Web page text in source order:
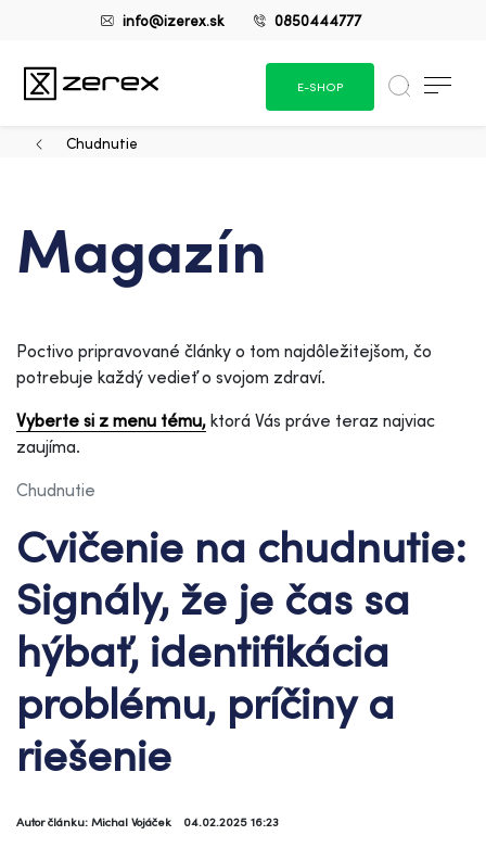
info@izerex.sk 0850444777
E-SHOP
Chudnutie
Magazín
Poctivo pripravované články o tom najdôležitejšom, čo
potrebuje každý vedieť o svojom zdraví.
Vyberte si z menu tému, ktorá Vás práve teraz najviac
zaujíma.
Chudnutie
Cvičenie na chudnutie:
Signály, že je čas sa
hýbať, identifikácia
problému, príčiny a
riešenie
Autor článku: Michal Vojáček 04.02.2025 16:23